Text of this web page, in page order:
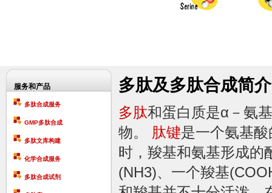
服务和产品
多肽合成服务
GMP多肽合成
多肽文库构建
化学合成服务
多肽合成试剂
多肽及多肽合成简介
多肽和蛋白质是α－氨
物。
肽键是一个氨基
时，羧基和氨基形成的
(NH3)、一个羧基